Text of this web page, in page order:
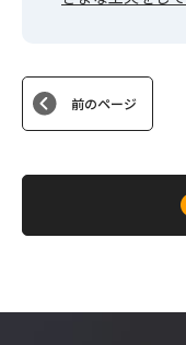
前のページ